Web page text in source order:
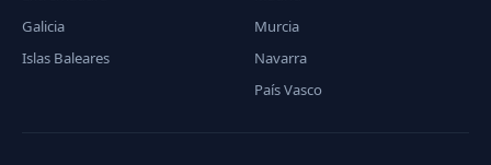
Galicia
Islas Baleares
Murcia
Navarra
País Vasco